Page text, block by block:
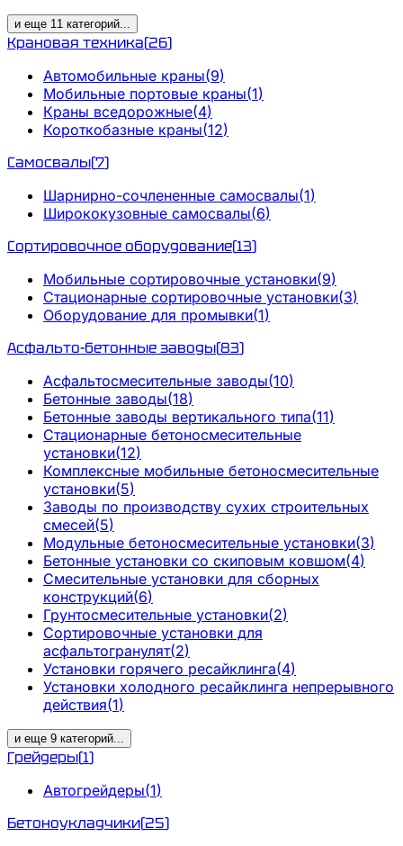
и еще 11 категорий...
Крановая техника(26)
Автомобильные краны(9)
Мобильные портовые краны(1)
Краны вседорожные(4)
Короткобазные краны(12)
Самосвалы(7)
Шарнирно-сочлененные самосвалы(1)
Ширококузовные самосвалы(6)
Сортировочное оборудование(13)
Мобильные сортировочные установки(9)
Стационарные сортировочные установки(3)
Оборудование для промывки(1)
Асфальто-бетонные заводы(83)
Асфальтосмесительные заводы(10)
Бетонные заводы(18)
Бетонные заводы вертикального типа(11)
Стационарные бетоносмесительные
установки(12)
Комплексные мобильные бетоносмесительные
установки(5)
Заводы по производству сухих строительных
смесей(5)
Модульные бетоносмесительные установки(3)
Бетонные установки со скиповым ковшом(4)
Смесительные установки для сборных
конструкций(6)
Грунтосмесительные установки(2)
Сортировочные установки для
асфальтогранулят(2)
Установки горячего ресайклинга(4)
Установки холодного ресайклинга непрерывного
действия(1)
и еще 9 категорий...
Грейдеры(1)
Автогрейдеры(1)
Бетоноукладчики(25)